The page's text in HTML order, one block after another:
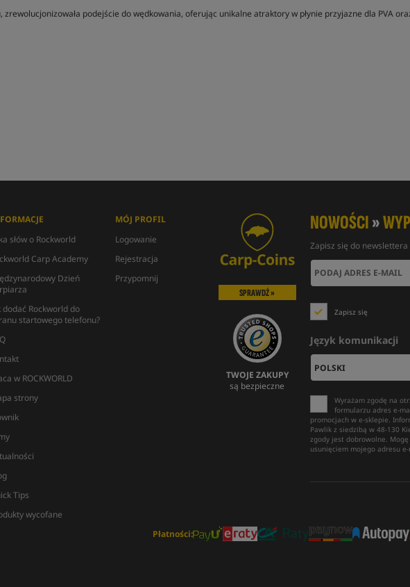
zrewolucjonizowała podejście do wędkowania, oferując unikalne atraktory w płynie przyjazne dla PVA
NOWOŚCI»
Zapisz się do
Zapisz się
Język komunikacji
Wyrażam zgodę na
formularzu adres e-
promocjach w e-sklepie.
Pawlik z siedzibą w 48-130
zgody jest dobrowolne.
usunięciem mojego adresu
Płatności:
słów o Rockworld
Carp Academy
Dzień
dodać Rockworld do
startowego telefonu?
w ROCKWORLD
strony
Tips
wycofane
MÓJ PROFIL
Logowanie
Rejestracja
Przypomnij
SPRAWDŹ »
TWOJE ZAKUPY
są bezpieczne